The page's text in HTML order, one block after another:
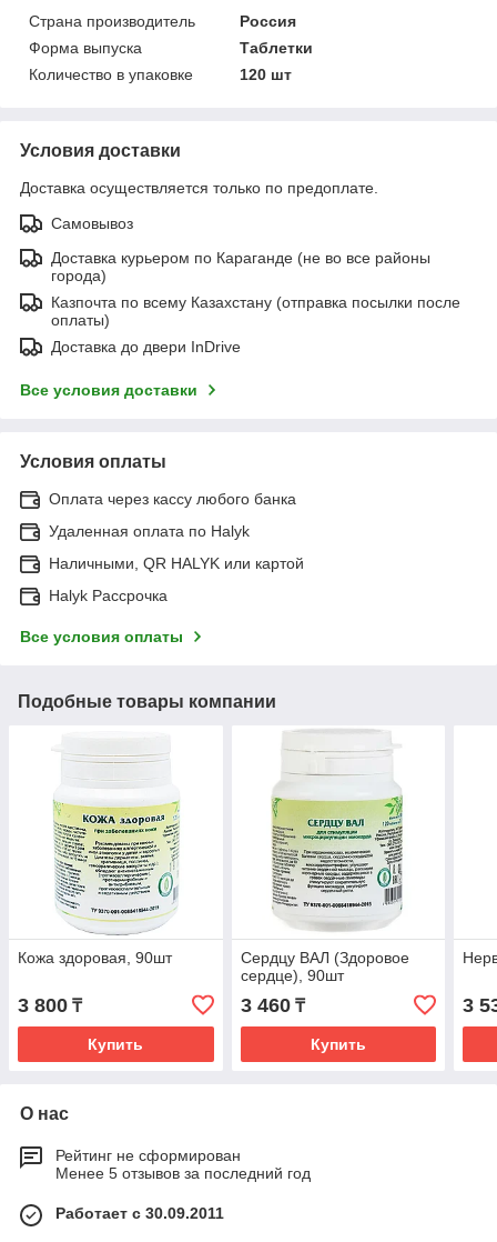
Страна производитель
Россия
Форма выпуска
Таблетки
Количество в упаковке
120 шт
Условия доставки
Доставка осуществляется только по предоплате.
Самовывоз
Доставка курьером по Караганде (не во все районы
города)
Казпочта по всему Казахстану (отправка посылки после
оплаты)
Доставка до двери InDrive
Все условия доставки
Условия оплаты
Оплата через кассу любого банка
Удаленная оплата по Halyk
Наличными, QR HALYK или картой
Halyk Рассрочка
Все условия оплаты
Подобные товары компании
Кожа здоровая, 90шт
3 800 ₸
Купить
Сердцу ВАЛ (Здоровое
сердце), 90шт
3 460₸
Купить
3
О нас
Рейтинг не сформирован
Менее 5 отзывов за последний год
Работает с 30.09.2011